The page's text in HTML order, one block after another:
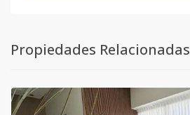
Propiedades Relacionadas